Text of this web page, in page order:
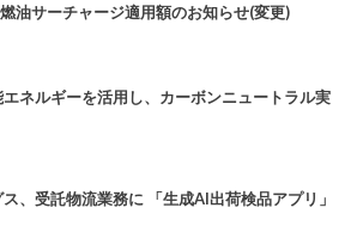
サーチャージ適用額のお知らせ(変更)
ネルギーを活用し、カーボンニュートラル実
、受託物流業務に 「生成AI出荷検品アプリ」